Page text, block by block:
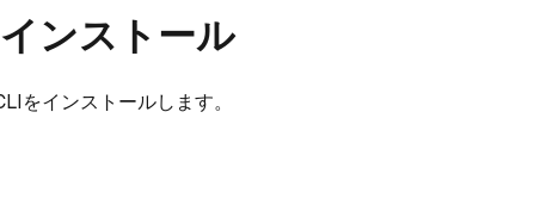
ンストール
をインストールします。